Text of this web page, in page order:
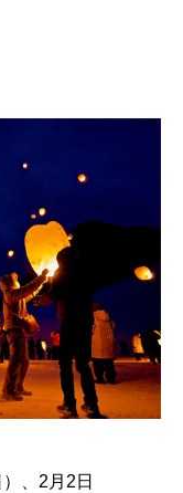
、2月2日